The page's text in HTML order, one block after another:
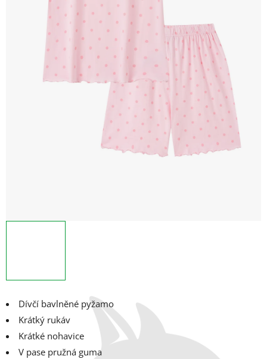
Dívčí bavlněné pyžamo
Krátký rukáv
Krátké nohavice
V pase pružná guma